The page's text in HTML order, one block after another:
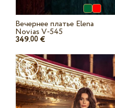
Вечернее платье Elena
Novias V-545
349.00 €